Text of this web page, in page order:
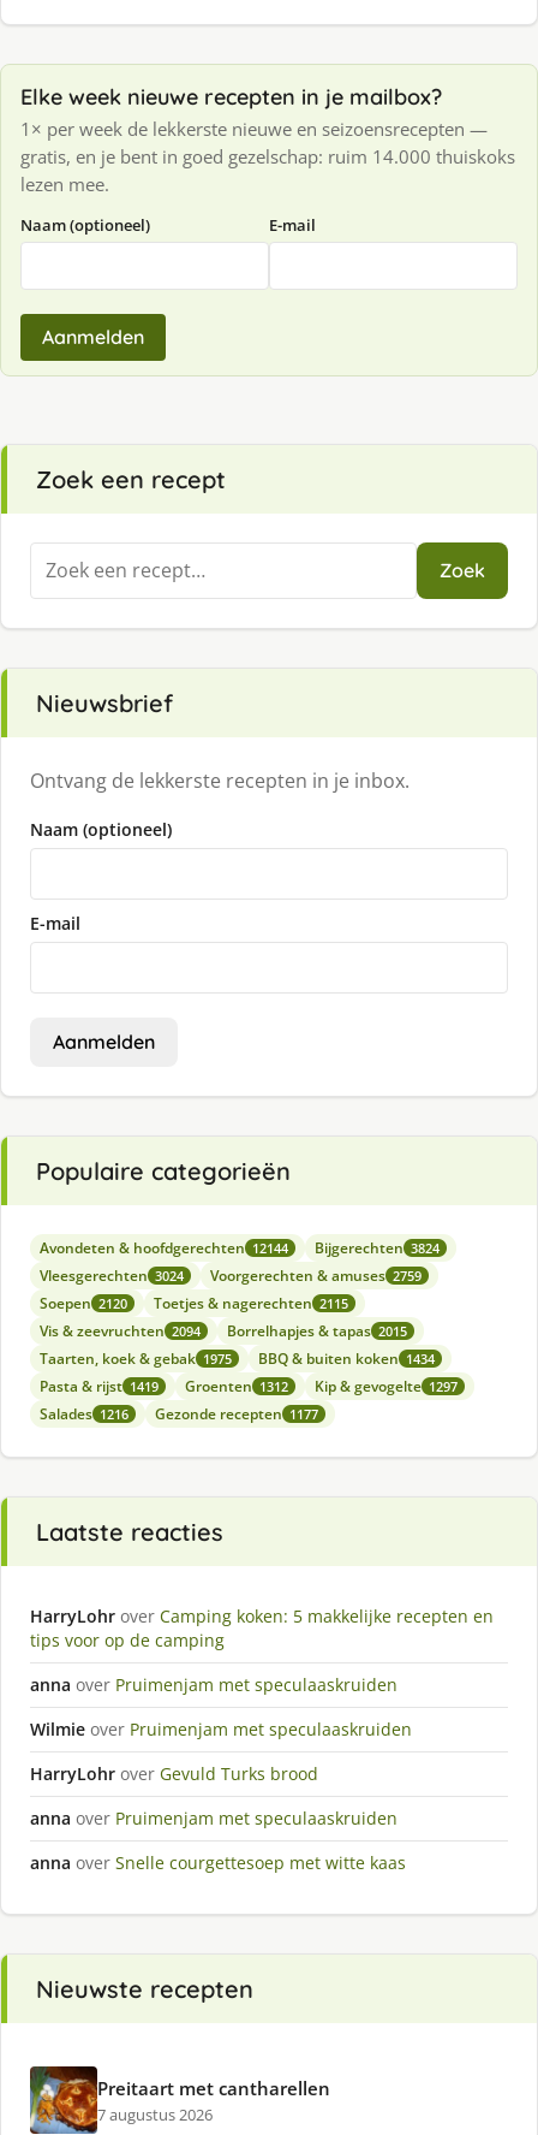
Elke week nieuwe recepten in je mailbox?
1× per week de lekkerste nieuwe en seizoensrecepten —
gratis, en je bent in goed gezelschap: ruim 14.000 thuiskoks
lezen mee.
Naam (optioneel) E-mail
Aanmelden
Zoek een recept
Zoeken
naar:
Zoek
Nieuwsbrief
Ontvang de lekkerste recepten in je inbox.
Naam (optioneel)
E-mail
Aanmelden
Populaire categorieën
Avondeten & hoofdgerechten 12144 Bijgerechten 3824
Vleesgerechten 3024 Voorgerechten & amuses 2759
Soepen 2120 Toetjes & nagerechten 2115
Vis & zeevruchten 2094 Borrelhapjes & tapas 2015
Taarten, koek & gebak 1975 BBQ & buiten koken 1434
Pasta & rijst 1419 Groenten 1312 Kip & gevogelte 1297
Salades 1216 Gezonde recepten 1177
Laatste reacties
HarryLohr over Camping koken: 5 makkelijke recepten en
tips voor op de camping
anna over Pruimenjam met speculaaskruiden
Wilmie over Pruimenjam met speculaaskruiden
HarryLohr over Gevuld Turks brood
anna over Pruimenjam met speculaaskruiden
anna over Snelle courgettesoep met witte kaas
Nieuwste recepten
Preitaart met cantharellen
7 augustus 2026